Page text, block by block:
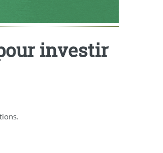
investir